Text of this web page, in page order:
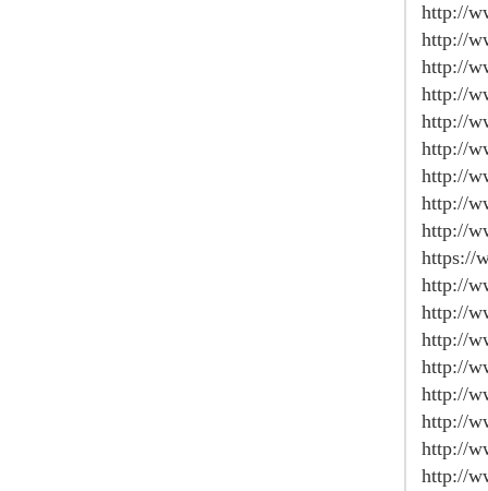
http://
http://
http://
http://
http://
http://
http://
http://
http://
https://
http://
http://
http://
http://
http://
http://
http://
http://